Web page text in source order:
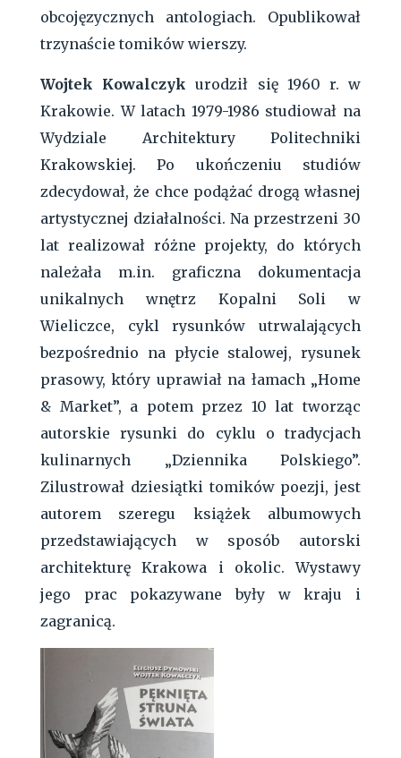
obcojęzycznych antologiach. Opublikował
trzynaście tomików wierszy.
Wojtek Kowalczyk urodził się 1960 r. w
Krakowie. W latach 1979-1986 studiował na
Wydziale Architektury Politechniki
Krakowskiej. Po ukończeniu studiów
zdecydował, że chce podążać drogą własnej
artystycznej działalności. Na przestrzeni 30
lat realizował różne projekty, do których
należała m.in. graficzna dokumentacja
unikalnych wnętrz Kopalni Soli w
Wieliczce, cykl rysunków utrwalających
bezpośrednio na płycie stalowej, rysunek
prasowy, który uprawiał na łamach „Home
& Market”, a potem przez 10 lat tworząc
autorskie rysunki do cyklu o tradycjach
kulinarnych „Dziennika Polskiego”.
Zilustrował dziesiątki tomików poezji, jest
autorem szeregu książek albumowych
przedstawiających w sposób autorski
architekturę Krakowa i okolic. Wystawy
jego prac pokazywane były w kraju i
zagranicą.